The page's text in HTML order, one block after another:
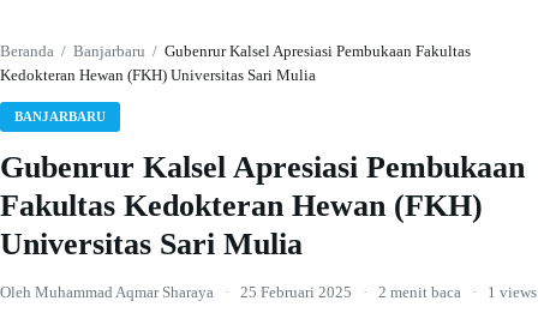
Beranda / Banjarbaru / Gubenrur Kalsel Apresiasi Pembukaan Fakultas
Kedokteran Hewan (FKH) Universitas Sari Mulia
BANJARBARU
Gubenrur Kalsel Apresiasi Pembukaan
Fakultas Kedokteran Hewan (FKH)
Universitas Sari Mulia
Oleh Muhammad Aqmar Sharaya · 25 Februari 2025 · 2 menit baca · 1 views